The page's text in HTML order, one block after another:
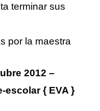
terminar sus
por la maestra
2012 –
escolar { EVA }